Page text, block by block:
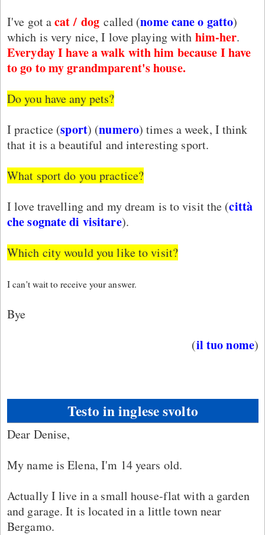
I've got acat / dogcalled (nome cane o gatto)
which is very nice, I love playing with him-her.
EverydayI have a walk with him because I have
to go tomy grandmparent's house.
Do you have any pets?
I practice (sport) (numero) times a week, I think
that it is a beautiful and interesting sport.
What sport do you practice?
I love travelling and my dream is to visit the (città
che sognate di visitare).
Which city would you like to visit?
I can't wait to receive your answer.
Bye
(il tuo nome)
Testo in inglese svolto
Dear Denise,
My name is Elena, I'm 14 years old.
Actually I live in a small house-flat with a garden
and garage. It is located in a little town near
Bergamo.